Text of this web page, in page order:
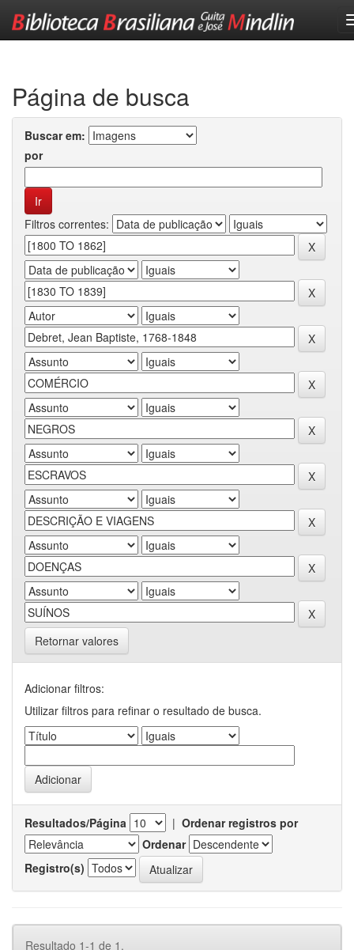
Página de busca
Buscar em:
por
Filtros correntes:
Retornar valores
Adicionar filtros:
Utilizar filtros para refinar o resultado de busca.
Resultados/Página | Ordenar registros por
Ordenar
Registro(s)
Resultado 1-1 de 1.